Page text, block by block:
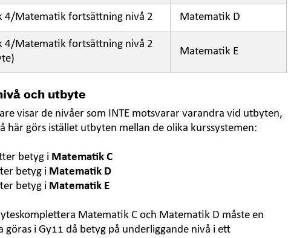
4/Matematik fortsättning nivå 2 Matematik D
4/Matematik fortsättning nivå 2
Matematik E
och utbyte
visar de nivåer som INTE motsvarar varandra vid utbyten,
här görs istället utbyten mellan de olika kurssystemen:
betyg i Matematik C
betyg i Matematik D
betyg i Matematik E
Matematik C och Matematik D måste en
göras i Gy11 då betyg på underliggande nivå i ett